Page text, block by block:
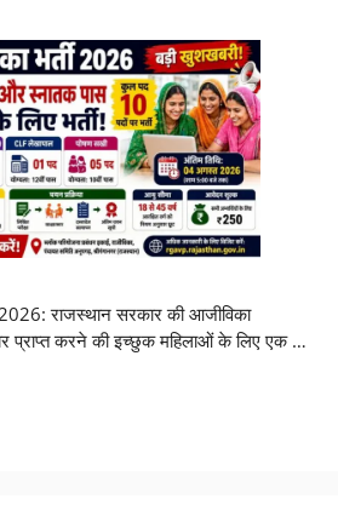
राजस्थान सरकार की आजीविका
प्राप्त करने की इच्छुक महिलाओं के लिए एक …